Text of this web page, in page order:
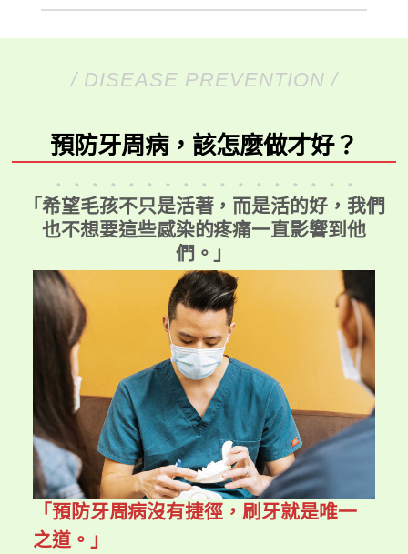
/ DISEASE PREVENTION /
預防牙周病，該怎麼做才好？
．．．．．．．．．．．．．．．．．
「希望毛孩不只是活著，而是活的好，我們
也不想要這些感染的疼痛一直影響到他
們。」
「預防牙周病沒有捷徑，刷牙就是唯一
之道。」